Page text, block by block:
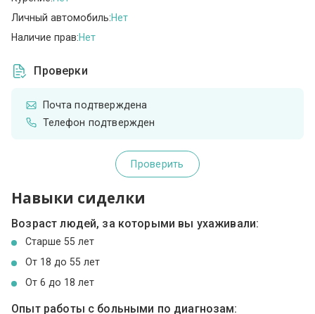
Личный автомобиль:Нет
Наличие прав:Нет
Проверки
Почта подтверждена
Телефон подтвержден
Проверить
Навыки сиделки
Возраст людей, за которыми вы ухаживали:
Cтарше 55 лет
От 18 до 55 лет
От 6 до 18 лет
Опыт работы с больными по диагнозам: